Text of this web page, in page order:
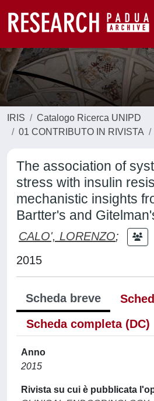
IRIS
Catalogo Ricerca UNIPD
01 CONTRIBUTO IN RIVISTA
The association of
stress with insulin
mechanistic insights
Bartter's and
CALO', LORENZO;
2015
Scheda breve
Scheda completa (DC)
Anno
2015
Rivista su cui è pubblicata